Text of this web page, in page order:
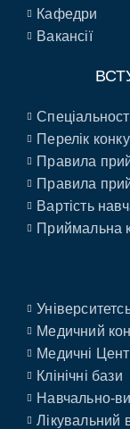
Кафедри
Вакансії
Перелік
Правила
Правила
Вартість
Приймальна
Медичний
Медичні
Клінічні бази
Навчально-
Лікувальний